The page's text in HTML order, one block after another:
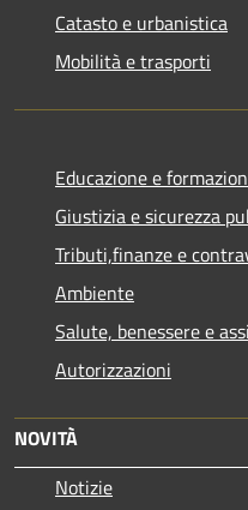
Catasto e urbanistica
Mobilità e trasporti
Educazione e
Giustizia e sicurezza
Tributi,finanze e
Ambiente
Salute, benessere e
Autorizzazioni
NOVITÀ
Notizie